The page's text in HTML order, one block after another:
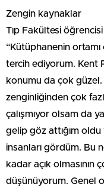
Zengin kaynaklar
Tıp Fakültesi
“Kütüphanenin
tercih ediyorum. Kent
konumu da çok
zenginliğinden çok
çalışmıyor olsam da
gelip göz attığım
insanları gördüm. Bu
kadar açık
düşünüyorum. Genel